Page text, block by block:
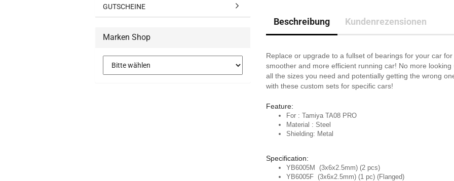
Beschreibung Kundenrezensionen
Replace or upgrade to a fullset of bearings for your car for
smoother and more efficient running car! No more looking
all the sizes you need and potentially getting the wrong
with these custom sets for specific cars!
Feature:
For : Tamiya TA08 PRO
Material : Steel
Shielding: Metal
Specification:
YB6005M (3x6x2.5mm) (2 pcs)
YB6005F (3x6x2.5mm) (1 pc) (Flanged)
GUTSCHEINE
Marken Shop